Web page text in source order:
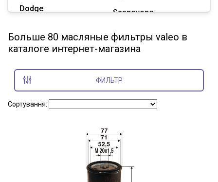
Dodge
Great Wall
Hummer
Ssangyong
Tesla
Показать все марки
Больше 80 масляные фильтры valeo в
каталоге интернет-магазина
ФИЛЬТР
Сортування: